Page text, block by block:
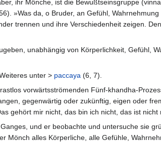
ihr Mönche, ist die Bewußtseinsgruppe
»Was da, o Bruder, an Gefühl, Wahrnehmung
trennen und ihre Verschiedenheit zeigen.
unabhängig von Körperlichkeit, Gefühl,
unter > paccaya (6, 7).
vorwärtsströmenden Fünf-khandha-
gegenwärtig oder zukünftig, eigen oder
gehört mir nicht, das bin ich nicht, das ist nicht
und er beobachte und untersuche sie
Mönch alles Körperliche, alle Gefühle,